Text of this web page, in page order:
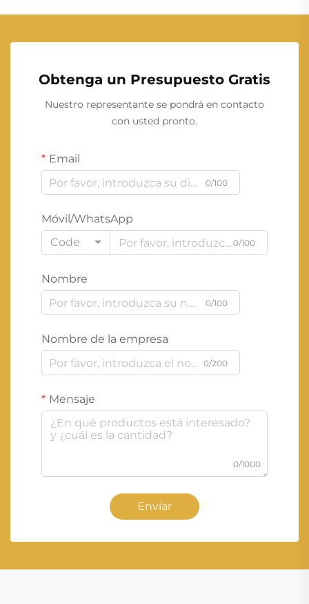
Obtenga un Presupuesto Gratis
Nuestro representante se pondrá en contacto
con usted pronto.
Email
0/100
Móvil/WhatsApp
Code
0/100
Nombre
0/100
Nombre de la empresa
0/200
Mensaje
0/1000
Enviar